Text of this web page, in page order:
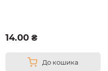
14.00 ₴
До кошика